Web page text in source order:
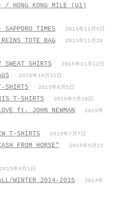
/ HONG KONG MILE (G1)
TIMES 2015年12月5日
TOTE BAG
2015年11月28
SHIRTS 2015年11月12日
2015年10月22日
SHIRTS 2015年8月5日
T-SHIRTS 2015年7月29日
ft. JOHN NEWMAN
2015年
T-SHIRTS 2015年7月7日
FROM HORSE”
2015年5月22
2015年4月1日
WINTER 2014-2015
2014年